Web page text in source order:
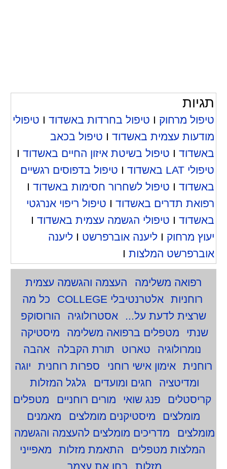
תגיות
טיפול מרחוק טיפול בחרדות באשדודI
טיפולי
מודעות עצמית באשדודI
טיפול בכאב
באשדודI טיפול בשיטת איזון החיים באשדודI
טיפולי LAT באשדוד
I
טיפול בדפוסים רגשיים
באשדודI טיפול לשחרור חסימות באשדודI
רפואת תדרים באשדודI
טיפול ריפוי אנרגטי
באשדודI טיפולי הגשמה עצמית באשדודI
יעוץ מרחוק
ליענה אוברפרשט
ליענה
אוברפרשט המלצותI
רפואה משלימה
העצמה והגשמה עצמית
רוחניות
אלטרנטיבלי COLLEGE
כל מה
שרצית לדעת על...
אסטרולוגיה
הורוסוקפ
שנתי
מטפלים ברפואה משלימה
מיסטיקה
נומרולוגיה
טארוט תורת הקבלה
אהבה
רוחנית
אימון אישי רוחני ספרות רוחנית
יוגה
ומדיטציה
חגים ומועדים
גלגל המזלות
קריסטלים
פנג שואי מורים רוחניים
מטפלים
מומלצים
מיסטיקנים מומלצים
מאמנים
מומלצים
מדריכים מומלצים להעצמה והגשמה
המלצות מטפלים
התאמת מזלות
מאפייני
מזלות
בחן את עצמך